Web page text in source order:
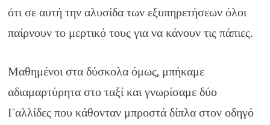
ότι σε αυτή την αλυσίδα των εξυπηρετήσεων όλοι
παίρνουν το μερτικό τους για να κάνουν τις πάπιες.
Μαθημένοι στα δύσκολα όμως, μπήκαμε
αδιαμαρτύρητα στο ταξί και γνωρίσαμε δύο
Γαλλίδες που κάθονταν μπροστά δίπλα στον οδηγό